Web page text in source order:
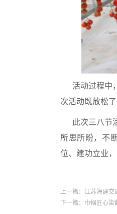
活动过程中
次活动既放松
此次三八节
所思所盼，不
位、建功立业
上一篇：江苏海建交
下一篇：巾帼匠心